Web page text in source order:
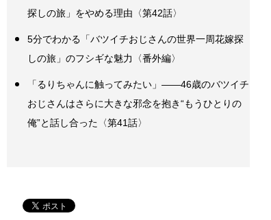
探しの旅」をやめる理由〈第42話〉
5分でわかる「バツイチおじさんの世界一周花嫁探
しの旅」のフシギな魅力〈番外編〉
「るりちゃんに触ってみたい」――46歳のバツイチ
おじさんはさらに大きな邪念を抱き“もうひとりの
俺”と話し合った〈第41話〉